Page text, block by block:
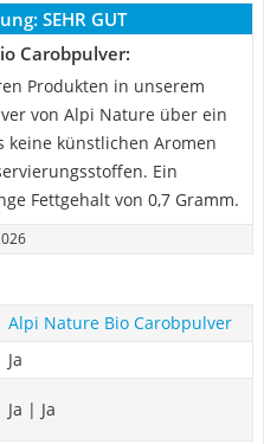
SEHR GUT
Carobpulver:
Produkten in unserem
von Alpi Nature über ein
keine künstlichen Aromen
Ein
Fettgehalt von 0,7 Gramm.
Alpi Nature Bio Carobpulver
Ja
Ja | Ja